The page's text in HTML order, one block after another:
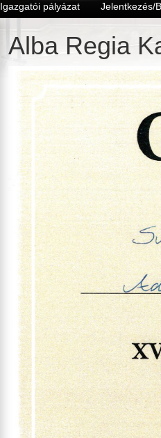
Igazgatói pályázat Jelentkezés/
Alba Regia